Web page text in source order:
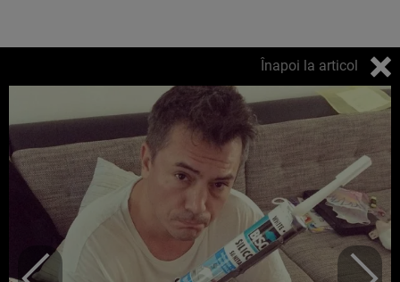
Înapoi la articol